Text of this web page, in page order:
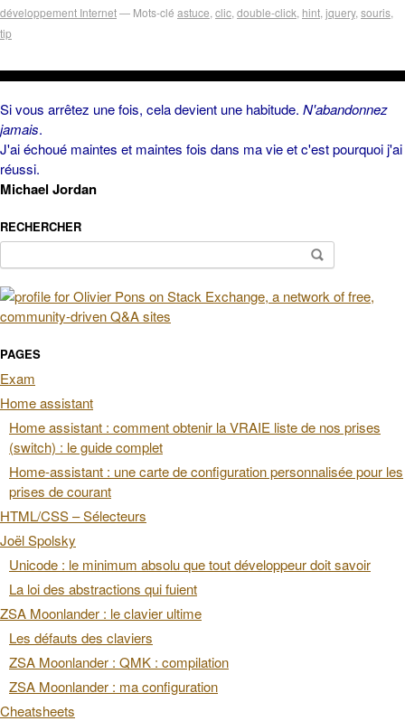
développement Internet
Mots-clé astuce clic double-click hint jquery, souris
tip
Si vous arrêtez une fois, cela devient une habitude. N'abandonnez
jamais.
J'ai échoué maintes et maintes fois dans ma vie et c'est pourquoi j'ai
réussi.
Michael Jordan
RECHERCHER
PAGES
Exam
Home assistant
Home assistant : comment obtenir la VRAIE liste de nos prises
(switch) : le guide complet
Home-assistant : une carte de configuration personnalisée pour les
prises de courant
HTML/CSS – Sélecteurs
Joël Spolsky
Unicode : le minimum absolu que tout développeur doit savoir
La loi des abstractions qui fuient
ZSA Moonlander : le clavier ultime
Les défauts des claviers
ZSA Moonlander : QMK : compilation
ZSA Moonlander : ma configuration
Cheatsheets